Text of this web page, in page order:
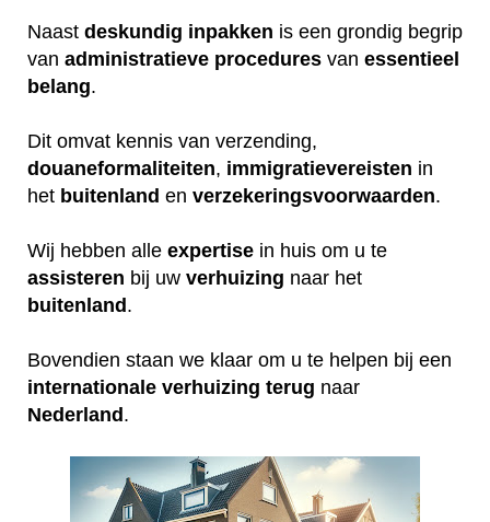
Naast deskundig inpakken is een grondig begrip
van administratieve procedures van essentieel
belang.
Dit omvat kennis van verzending,
douaneformaliteiten, immigratievereisten in
het buitenland en verzekeringsvoorwaarden.
Wij hebben alle expertise in huis om u te
assisteren bij uw verhuizing naar het
buitenland.
Bovendien staan we klaar om u te helpen bij een
internationale verhuizing terug naar
Nederland.